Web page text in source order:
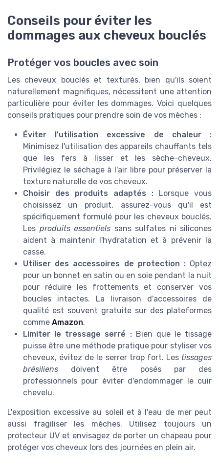
Conseils pour éviter les
dommages aux cheveux bouclés
Protéger vos boucles avec soin
Les cheveux bouclés et texturés, bien qu'ils soient
naturellement magnifiques, nécessitent une attention
particulière pour éviter les dommages. Voici quelques
conseils pratiques pour prendre soin de vos mèches :
Éviter l'utilisation excessive de chaleur :
Minimisez l'utilisation des appareils chauffants tels
que les fers à lisser et les sèche-cheveux.
Privilégiez le séchage à l'air libre pour préserver la
texture naturelle de vos cheveux.
Choisir des produits adaptés : Lorsque vous
choisissez un produit, assurez-vous qu'il est
spécifiquement formulé pour les cheveux bouclés.
Les produits essentiels sans sulfates ni silicones
aident à maintenir l'hydratation et à prévenir la
casse.
Utiliser des accessoires de protection :Optez
pour un bonnet en satin ou en soie pendant la nuit
pour réduire les frottements et conserver vos
boucles intactes. La livraison d'accessoires de
qualité est souvent gratuite sur des plateformes
comme Amazon.
Limiter le tressage serré :Bien que le tissage
puisse être une méthode pratique pour styliser vos
cheveux, évitez de le serrer trop fort. Les tissages
brésiliens doivent être posés par des
professionnels pour éviter d'endommager le cuir
chevelu.
L'exposition excessive au soleil et à l'eau de mer peut
aussi fragiliser les mèches. Utilisez toujours un
protecteur UV et envisagez de porter un chapeau pour
protéger vos cheveux lors des journées en plein air.